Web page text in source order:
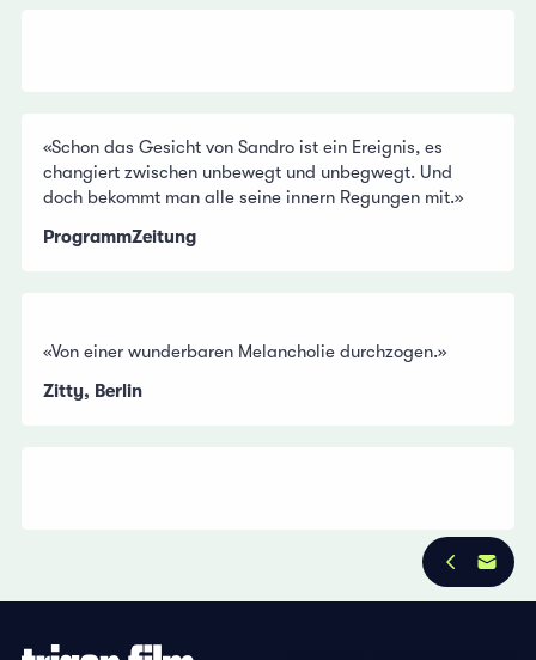
«Schon das Gesicht von Sandro ist ein Ereignis, es
changiert zwischen unbewegt und unbegwegt. Und
doch bekommt man alle seine innern Regungen mit.»
ProgrammZeitung
«Von einer wunderbaren Melancholie durchzogen.»
Zitty, Berlin